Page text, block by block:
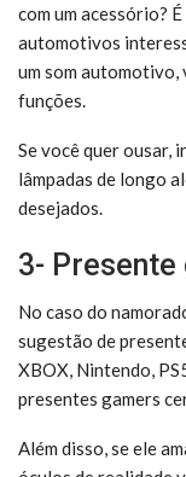
com um acessório?
automotivos
um som automotivo,
funções.
Se você quer ousar,
lâmpadas de longo
desejados.
3- Presente
No caso do
sugestão de
XBOX, Nintendo,
presentes gamers
Além disso, se ele